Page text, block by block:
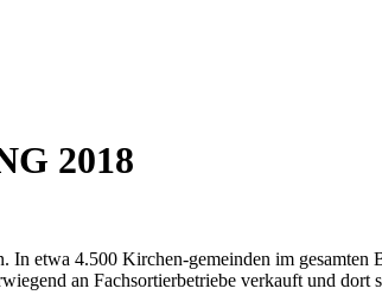
2018
etwa 4.500 Kirchen-gemeinden im
an Fachsortierbetriebe verkauft und dort